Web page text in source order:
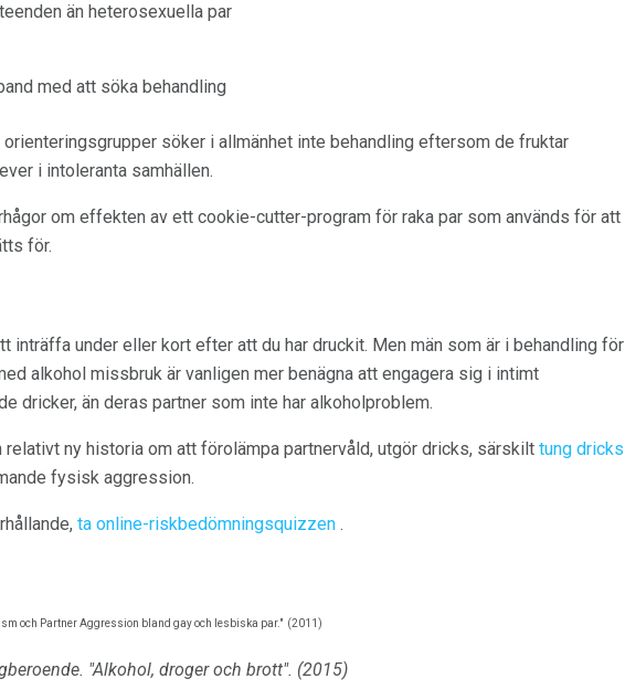
än heterosexuella par
med att söka behandling
orienteringsgrupper söker i allmänhet inte behandling eftersom de fruktar
i intoleranta samhällen.
om effekten av ett cookie-cutter-program för raka par som används för att
för.
inträffa under eller kort efter att du har druckit. Men män som är i behandling för
alkohol missbruk är vanligen mer benägna att engagera sig i intimt
dricker, än deras partner som inte har alkoholproblem.
relativt ny historia om att förolämpa partnervåld, utgör dricks, särskilt tung dricks
fysisk aggression.
ta online-riskbedömningsquizzen .
och Partner Aggression bland gay och lesbiska par." (2011)
"Alkohol, droger och brott". (2015)